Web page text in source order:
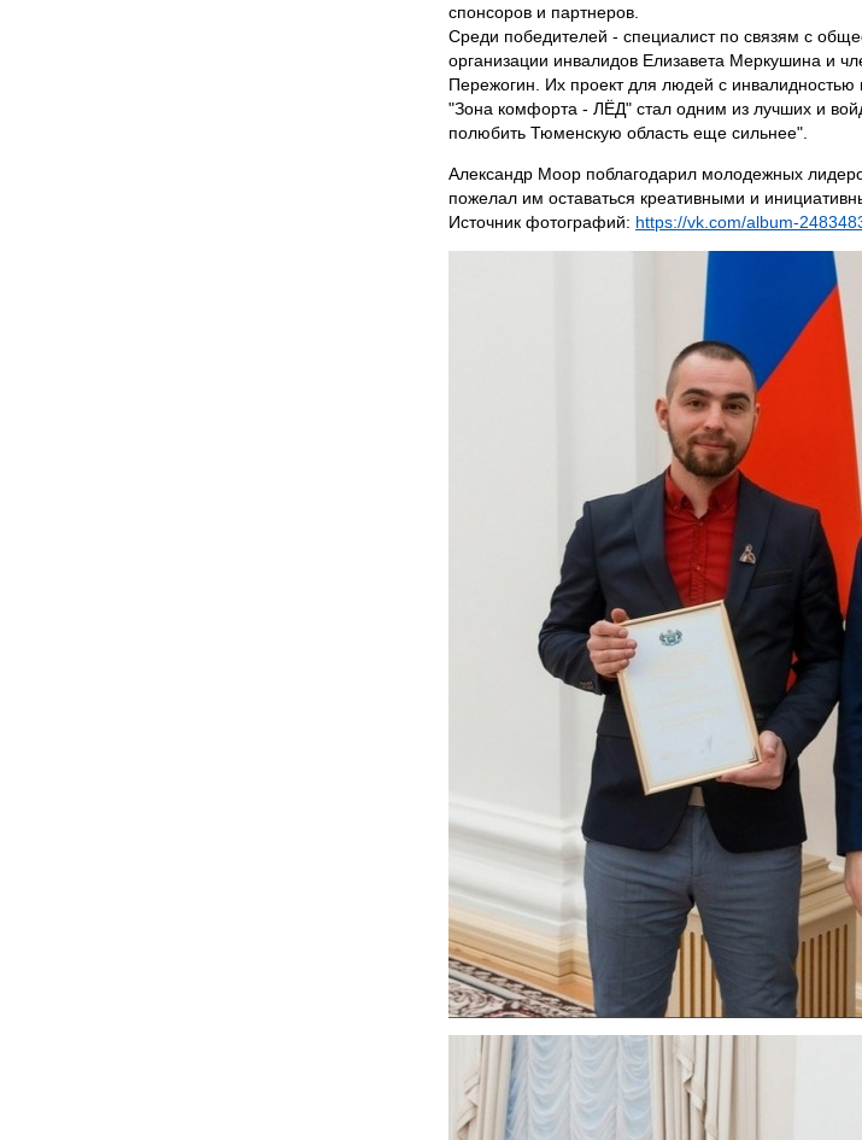
спонсоров и партнеров.
Среди победителей - специалист по связям с
организации инвалидов Елизавета Меркушина и
Пережогин. Их проект для людей с инвалидностью
"Зона комфорта - ЛЁД" стал одним из лучших и
полюбить Тюменскую область еще сильнее".
Александр Моор поблагодарил молодежных
пожелал им оставаться креативными и
Источник фотографий: https://vk.com/album-